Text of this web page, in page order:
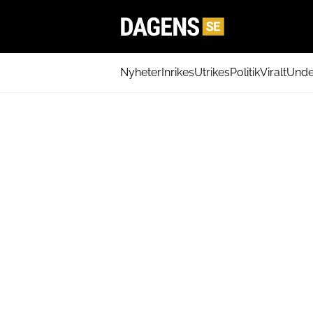
NyheterInrikesUtrikesPolitikViralt